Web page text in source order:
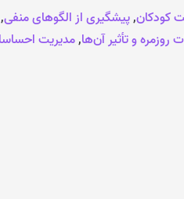
کودکان,پیشگیری از الگوهای منفی,
روزمره و تأثیر آن‌ها,مدیریت